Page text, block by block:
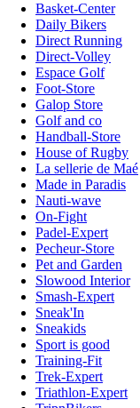
Basket-Center
Daily Bikers
Direct Running
Direct-Volley
Espace Golf
Foot-Store
Galop Store
Golf and co
Handball-Store
House of Rugby
La sellerie de Maé
Made in Paradis
Nauti-wave
On-Fight
Padel-Expert
Pecheur-Store
Pet and Garden
Slowood Interior
Smash-Expert
Sneak'In
Sneakids
Sport is good
Training-Fit
Trek-Expert
Triathlon-Expert